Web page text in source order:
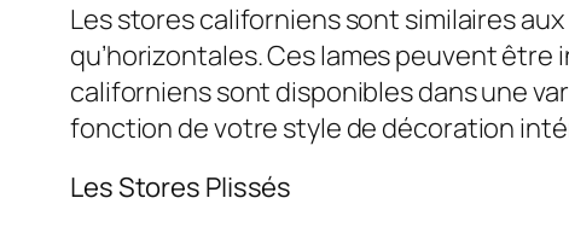
Les stores californiens sont similaires
qu’horizontales. Ces lames peuvent
californiens sont disponibles dans une
fonction de votre style de décoration
Les Stores Plissés